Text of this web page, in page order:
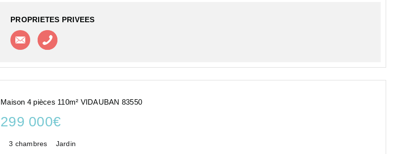
PROPRIETES PRIVEES
Contacter l'agence
Maison 4 pièces 110m² VIDAUBAN 83550
299 000€
3 chambres Jardin